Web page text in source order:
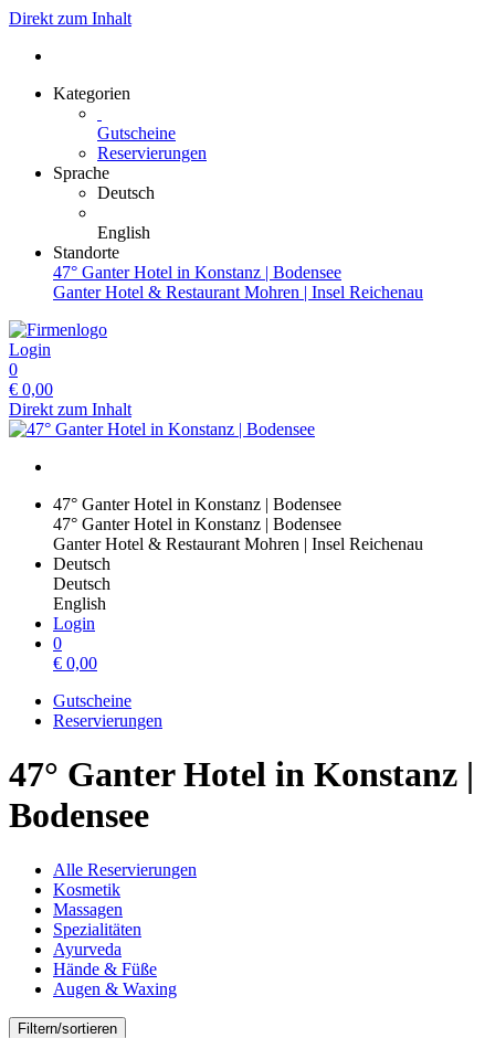
Direkt zum Inhalt
Kategorien
Gutscheine
Reservierungen
Sprache
Deutsch
English
Standorte
47° Ganter Hotel in Konstanz | Bodensee
Ganter Hotel & Restaurant Mohren | Insel Reichenau
Login
0
€ 0,00
Direkt zum Inhalt
47° Ganter Hotel in Konstanz | Bodensee
47° Ganter Hotel in Konstanz | Bodensee
Ganter Hotel & Restaurant Mohren | Insel Reichenau
Deutsch
Deutsch
English
Login
0
€ 0,00
Gutscheine
Reservierungen
47° Ganter Hotel in Konstanz |
Bodensee
Alle Reservierungen
Kosmetik
Massagen
Spezialitäten
Ayurveda
Hände & Füße
Augen & Waxing
Filtern/sortieren